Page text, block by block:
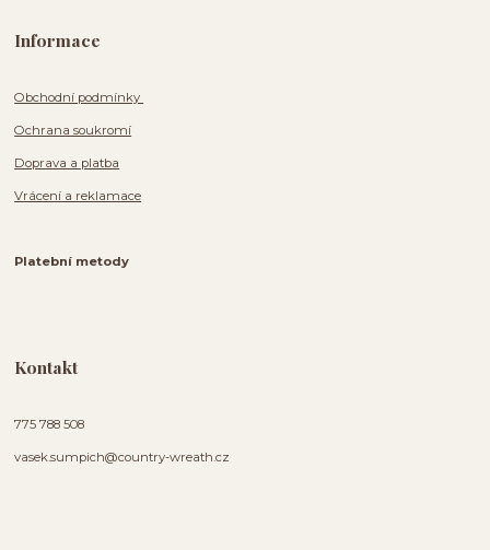
Informace
Obchodní podmínky
Ochrana soukromí
Doprava a platba
Vrácení a reklamace
Platební metody
Kontakt
775 788 508
vasek.sumpich@country-wreath.cz